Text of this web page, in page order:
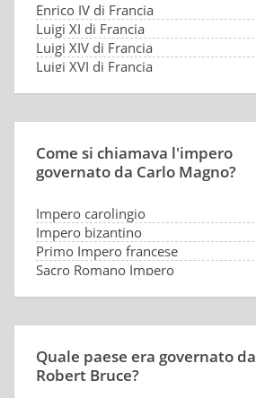
Enrico IV di Francia
Luigi XI di Francia
Luigi XIV di Francia
Luigi XVI di Francia
Come si chiamava l'impero
governato da Carlo Magno?
Impero carolingio
Impero bizantino
Primo Impero francese
Sacro Romano Impero
Quale paese era governato da
Robert Bruce?